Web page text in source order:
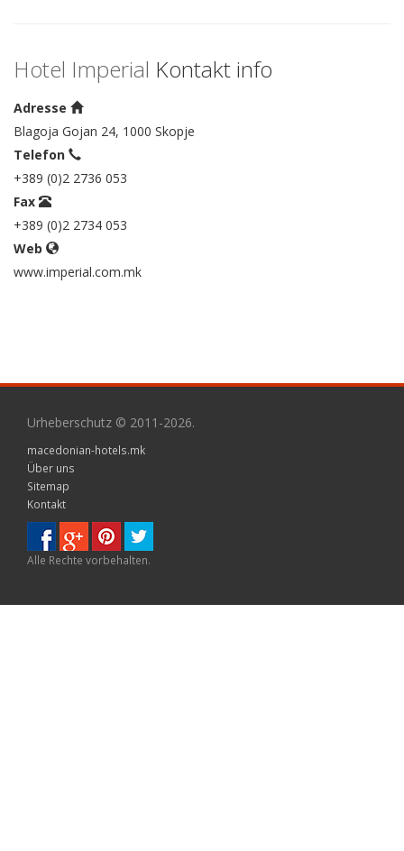
Hotel Imperial Kontakt info
Adresse
Blagoja Gojan 24, 1000 Skopje
Telefon
+389 (0)2 2736 053
Fax
+389 (0)2 2734 053
Web
www.imperial.com.mk
Urheberschutz © 2011-2026.
macedonian-hotels.mk
Über uns
Sitemap
Kontakt
Alle Rechte vorbehalten.